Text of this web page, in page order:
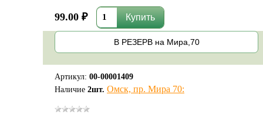
99.00 ₽
В РЕЗЕРВ на Мира,70
Артикул: 00-00001409
Наличие 2шт. Омск, пр. Мира 70: